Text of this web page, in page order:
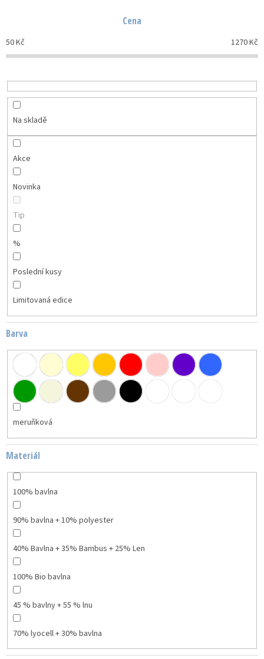
p
r
o
u
k
Cena
50Kč 1270Kč
Na skladě
Akce
Novinka
Tip
%
Poslední kusy
Limitovaná edice
Barva
meruňková
Materiál
100% bavlna
90% bavlna + 10% polyester
40% Bavlna + 35% Bambus + 25% Len
100% Bio bavlna
45 % bavlny + 55 % lnu
70% lyocell + 30% bavlna